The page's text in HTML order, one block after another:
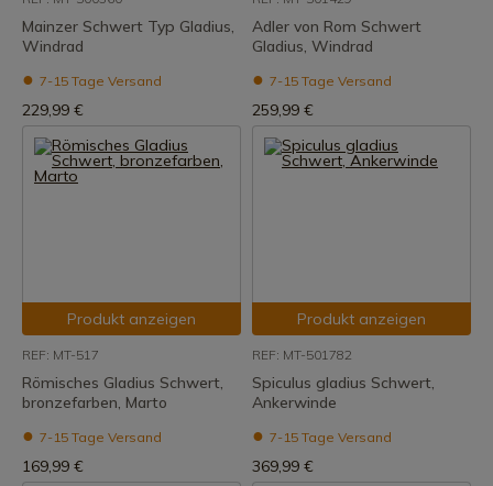
Mainzer Schwert Typ Gladius,
Windrad
7-15 Tage Versand
229,99 €
Adler von Rom Schwert
Gladius, Windrad
7-15 Tage Versand
259,99 €
Produkt anzeigen
REF: MT-517
Römisches Gladius Schwert,
bronzefarben, Marto
7-15 Tage Versand
169,99 €
Produkt anzeigen
REF: MT-501782
Spiculus gladius Schwert,
Ankerwinde
7-15 Tage Versand
369,99 €